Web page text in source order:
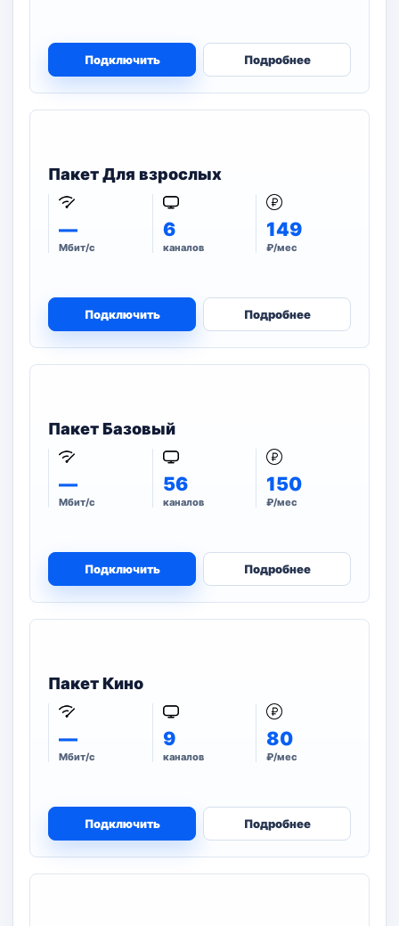
Подключить Подробнее
Пакет Для взрослых
—
Мбит/с
6
каналов
149
₽/мес
Подключить Подробнее
Пакет Базовый
—
Мбит/с
56
каналов
150
₽/мес
Подключить Подробнее
Пакет Кино
—
Мбит/с
9
каналов
80
₽/мес
Подключить Подробнее